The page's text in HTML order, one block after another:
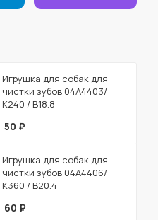
Игрушка для собак для
чистки зубов 04A4403/
К240 / В18.8
50 ₽
Игрушка для собак для
чистки зубов 04A4406/
К360 / В20.4
60 ₽